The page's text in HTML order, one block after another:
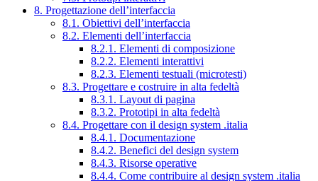
8. Progettazione dell’interfaccia
8.1. Obiettivi dell’interfaccia
8.2. Elementi dell’interfaccia
8.2.1. Elementi di composizione
8.2.2. Elementi interattivi
8.2.3. Elementi testuali (microtesti)
8.3. Progettare e costruire in alta fedeltà
8.3.1. Layout di pagina
8.3.2. Prototipi in alta fedeltà
8.4. Progettare con il design system .italia
8.4.1. Documentazione
8.4.2. Benefici del design system
8.4.3. Risorse operative
8.4.4. Come contribuire al design system .italia